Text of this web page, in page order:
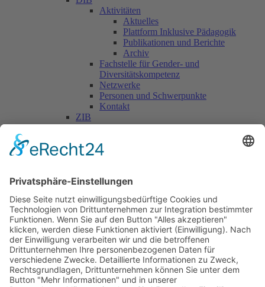
Aktivitäten
Aktuelles
Plattform Inklusive Pädagogik
Publikationen und Berichte
Archiv
Fachstelle für Gender- und
Diversitätskompetenz
Netzwerke
Personen und Schwerpunkte
Kontakt
ZIB
Päd. Praktische Studien
Personen
Nationale Kooperationen
L.E.V.
Nachlese
Soziales Engagement
Materialien und Links
Personen
Kontakt
ÖKOLOG/PILGRIM
Aktuelles